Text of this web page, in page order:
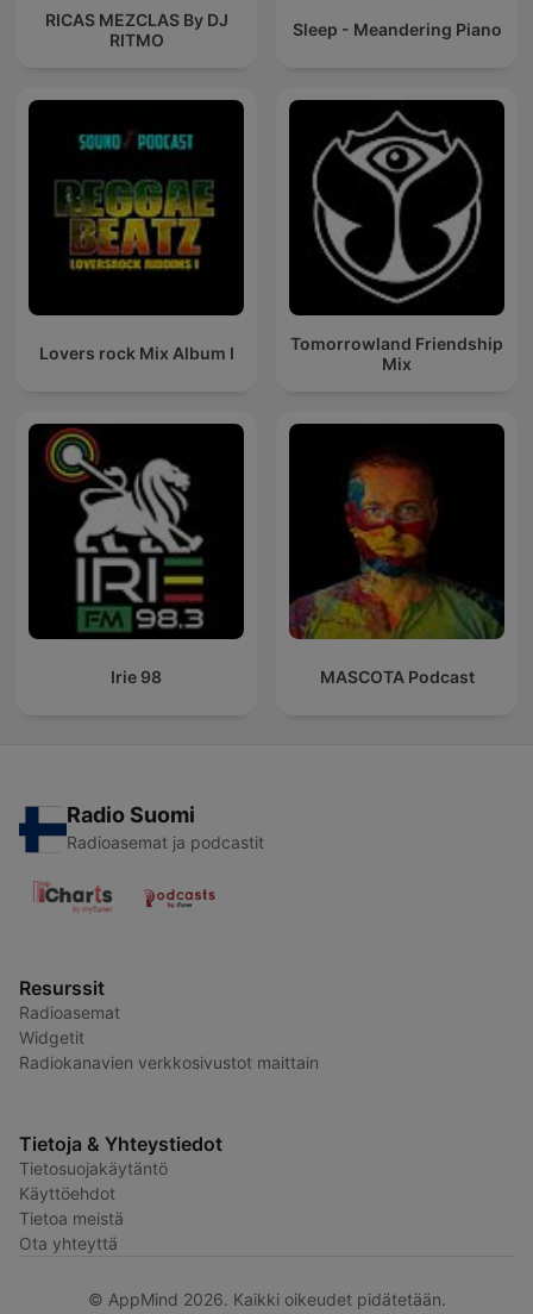
RICAS MEZCLAS By DJ
RITMO
Sleep - Meandering Piano
Lovers rock Mix Album I
Tomorrowland Friendship
Mix
Irie 98 MASCOTA Podcast
Radio Suomi
Radioasemat ja podcastit
Resurssit
Radioasemat
Widgetit
Radiokanavien verkkosivustot maittain
Tietoja & Yhteystiedot
Tietosuojakäytäntö
Käyttöehdot
Tietoa meistä
Ota yhteyttä
© AppMind 2026. Kaikki oikeudet pidätetään.